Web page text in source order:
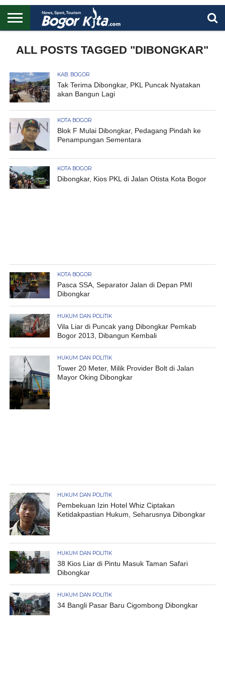
UTAMA
ALL POSTS TAGGED "DIBONGKAR"
KAB. BOGOR
Tak Terima Dibongkar, PKL Puncak Nyatakan
akan Bangun Lagi
KOTA BOGOR
Blok F Mulai Dibongkar, Pedagang Pindah ke
Penampungan Sementara
KOTA BOGOR
Dibongkar, Kios PKL di Jalan Otista Kota Bogor
KOTA BOGOR
Pasca SSA, Separator Jalan di Depan PMI
Dibongkar
HUKUM DAN POLITIK
Vila Liar di Puncak yang Dibongkar Pemkab
Bogor 2013, Dibangun Kembali
HUKUM DAN POLITIK
Tower 20 Meter, Milik Provider Bolt di Jalan
Mayor Oking Dibongkar
HUKUM DAN POLITIK
Pembekuan Izin Hotel Whiz Ciptakan
Ketidakpastian Hukum, Seharusnya Dibongkar
HUKUM DAN POLITIK
38 Kios Liar di Pintu Masuk Taman Safari
Dibongkar
HUKUM DAN POLITIK
34 Bangli Pasar Baru Cigombong Dibongkar